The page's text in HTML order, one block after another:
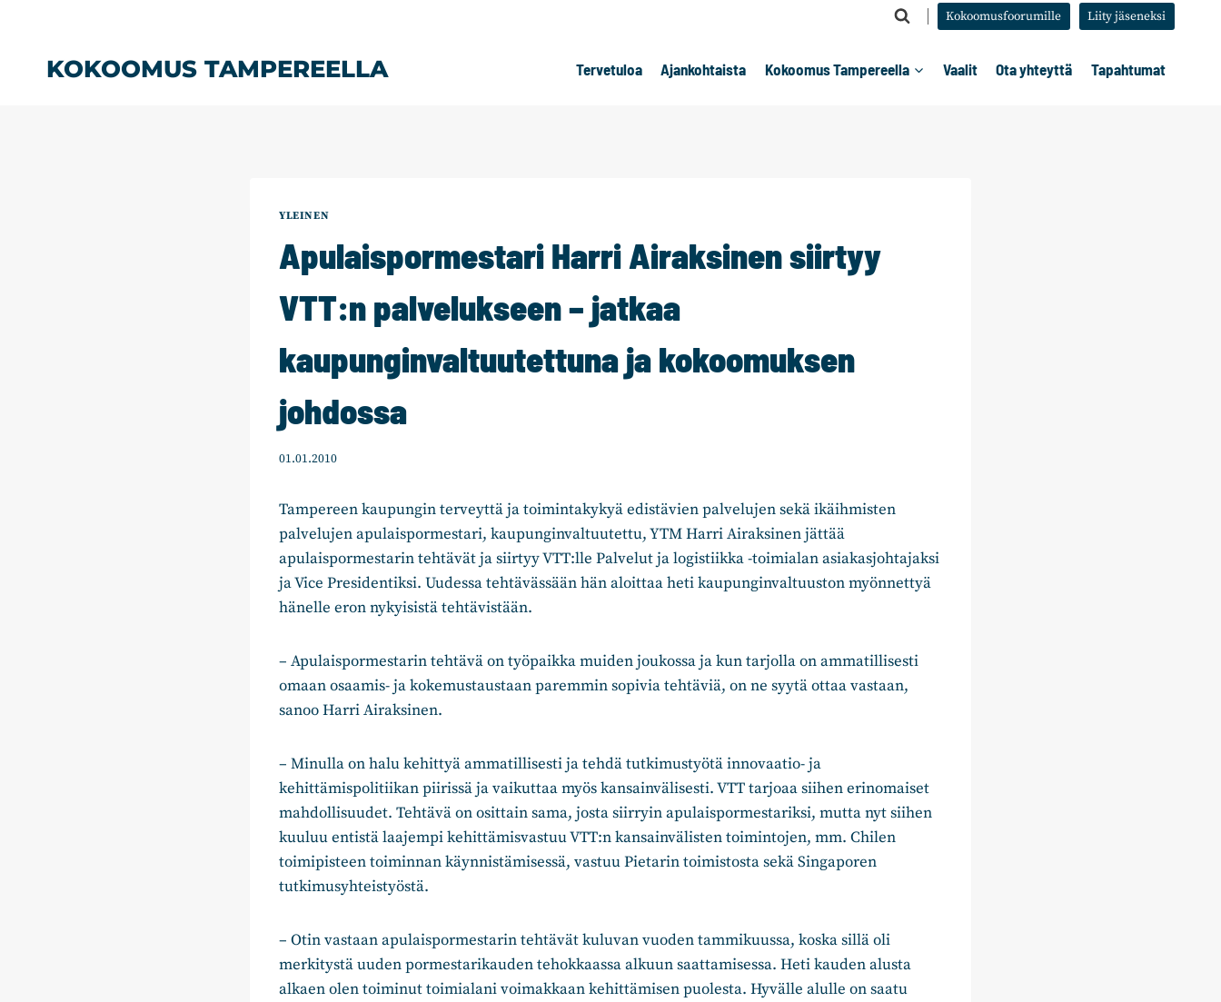
Kokoomusfoorumille Liity jäseneksi
KOKOOMUS TAMPEREELLA Tervetuloa Ajankohtaista Kokoomus Tampereella Vaalit Ota yhteyttä Tapahtumat
YLEINEN
Apulaispormestari Harri Airaksinen siirtyy
VTT:n palvelukseen – jatkaa
kaupunginvaltuutettuna ja kokoomuksen
johdossa
01.01.2010
Tampereen kaupungin terveyttä ja toimintakykyä edistävien palvelujen sekä ikäihmisten
palvelujen apulaispormestari, kaupunginvaltuutettu, YTM Harri Airaksinen jättää
apulaispormestarin tehtävät ja siirtyy VTT:lle Palvelut ja logistiikka -toimialan asiakasjohtajaksi
ja Vice Presidentiksi. Uudessa tehtävässään hän aloittaa heti kaupunginvaltuuston myönnettyä
hänelle eron nykyisistä tehtävistään.
– Apulaispormestarin tehtävä on työpaikka muiden joukossa ja kun tarjolla on ammatillisesti
omaan osaamis- ja kokemustaustaan paremmin sopivia tehtäviä, on ne syytä ottaa vastaan,
sanoo Harri Airaksinen.
– Minulla on halu kehittyä ammatillisesti ja tehdä tutkimustyötä innovaatio- ja
kehittämispolitiikan piirissä ja vaikuttaa myös kansainvälisesti. VTT tarjoaa siihen erinomaiset
mahdollisuudet. Tehtävä on osittain sama, josta siirryin apulaispormestariksi, mutta nyt siihen
kuuluu entistä laajempi kehittämisvastuu VTT:n kansainvälisten toimintojen, mm. Chilen
toimipisteen toiminnan käynnistämisessä, vastuu Pietarin toimistosta sekä Singaporen
tutkimusyhteistyöstä.
– Otin vastaan apulaispormestarin tehtävät kuluvan vuoden tammikuussa, koska sillä oli
merkitystä uuden pormestarikauden tehokkaassa alkuun saattamisessa. Heti kauden alusta
alkaen olen toiminut toimialani voimakkaan kehittämisen puolesta. Hyvälle alulle on saatu